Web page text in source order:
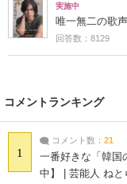
実施中
唯一無二の歌
回答数：8129
コメントランキング
1
コメント数： 21
一番好きな「韓国
中】 | 芸能人 ねと